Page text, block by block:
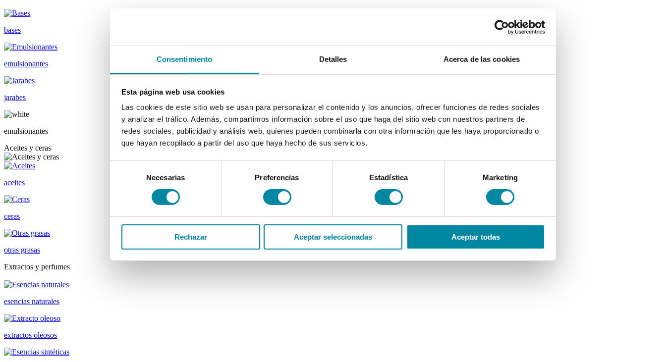
Consentimiento Detalles Acerca de las cookies
Esta página web usa cookies
Las cookies de este sitio web se usan para personalizar el contenido y los anuncios, ofrecer funciones de redes sociales
y analizar el tráfico. Además, compartimos información sobre el uso que haga del sitio web con nuestros partners de
redes sociales, publicidad y análisis web, quienes pueden combinarla con otra información que les haya proporcionado o
que hayan recopilado a partir del uso que haya hecho de sus servicios.
consentimiento
Necesarias Preferencias Estadística Marketing
Rechazar Aceptar seleccionadas Aceptar todas
bases
emulsionantes
jarabes
emulsionantes
Aceites y ceras
aceites
ceras
otras grasas
Extractos y perfumes
esencias naturales
extractos oleosos